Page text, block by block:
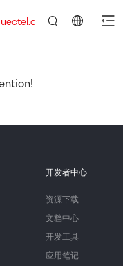
开发者中心
资源下载
文档中心
开发工具
应用笔记